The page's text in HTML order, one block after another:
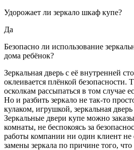
Удорожает ли зеркало шкаф купе?
Да
Безопасно ли использование
дома ребёнок?
Зеркальная дверь с её внутренней
оклеивается плёнкой безопасности.
осколкам рассыпаться в том случае
Но и разбить зеркало не так-то
кулаком, игрушкой, зеркальная
Зеркальные двери купе можно
комнаты, не беспокоясь за
работы компании ни один клиент не
замены зеркала по причине того, что